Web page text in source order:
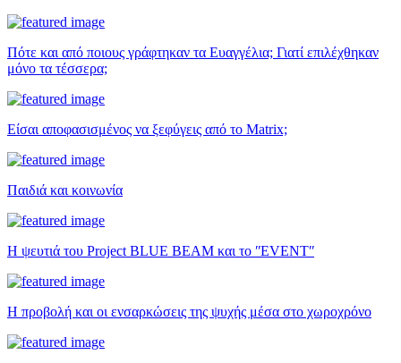
Πότε και από ποιους γράφτηκαν τα Ευαγγέλια; Γιατί επιλέχθηκαν
μόνο τα τέσσερα;
Είσαι αποφασισμένος να ξεφύγεις από το Matrix;
Παιδιά και κοινωνία
Η ψευτιά του Project BLUE BEAM και το ʺEVENTʺ
Η προβολή και οι ενσαρκώσεις της ψυχής μέσα στο χωροχρόνο